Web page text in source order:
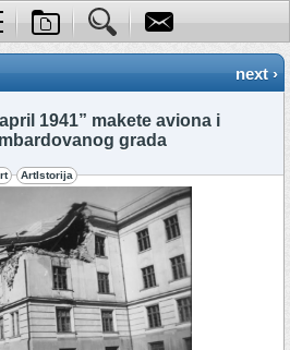
next ›
1941” makete aviona i
grada
ArtIstorija